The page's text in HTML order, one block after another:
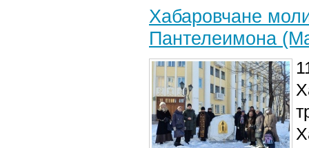
Хабаровчане
Пантелеимона